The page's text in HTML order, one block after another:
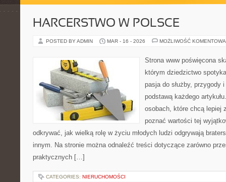
HARCERSTWO W POLSCE
POSTED BY ADMIN MAR - 16 - 2026 MOŻLIWOŚĆ
Strona www poświęcona
którym dziedzictwo
pasja do służby, przygody
podstawą każdego
osobach, które chcą lepiej
poznać wartości tej
odkrywać, jak wielką rolę w życiu młodych ludzi odgrywają
innym. Na stronie można odnaleźć treści dotyczące zarówno
praktycznych […]
CATEGORIES: NIERUCHOMOŚCI